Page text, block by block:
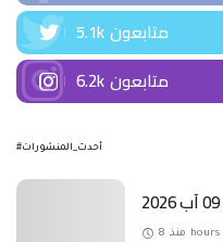
5.1kمتابعون
6.2kمتابعون
#أحدث_المنشورات
منذ 8 hours